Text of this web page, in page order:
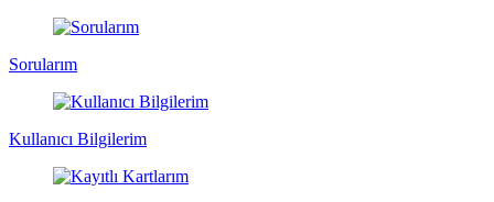
Sorularım
Kullanıcı Bilgilerim